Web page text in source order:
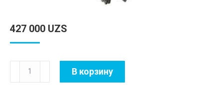
427 000 UZS
Количество
товара
В корзину